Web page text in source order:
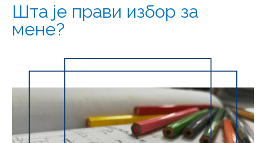
Шта је прави избор за
мене?